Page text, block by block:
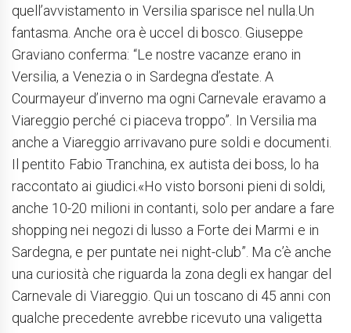
quell’avvistamento in Versilia sparisce nel nulla.Un
fantasma. Anche ora è uccel di bosco. Giuseppe
Graviano conferma: “Le nostre vacanze erano in
Versilia, a Venezia o in Sardegna d’estate. A
Courmayeur d’inverno ma ogni Carnevale eravamo a
Viareggio perché ci piaceva troppo”. In Versilia ma
anche a Viareggio arrivavano pure soldi e documenti.
Il pentito Fabio Tranchina, ex autista dei boss, lo ha
raccontato ai giudici.«Ho visto borsoni pieni di soldi,
anche 10-20 milioni in contanti, solo per andare a fare
shopping nei negozi di lusso a Forte dei Marmi e in
Sardegna, e per puntate nei night-club”. Ma c’è anche
una curiosità che riguarda la zona degli ex hangar del
Carnevale di Viareggio. Qui un toscano di 45 anni con
qualche precedente avrebbe ricevuto una valigetta